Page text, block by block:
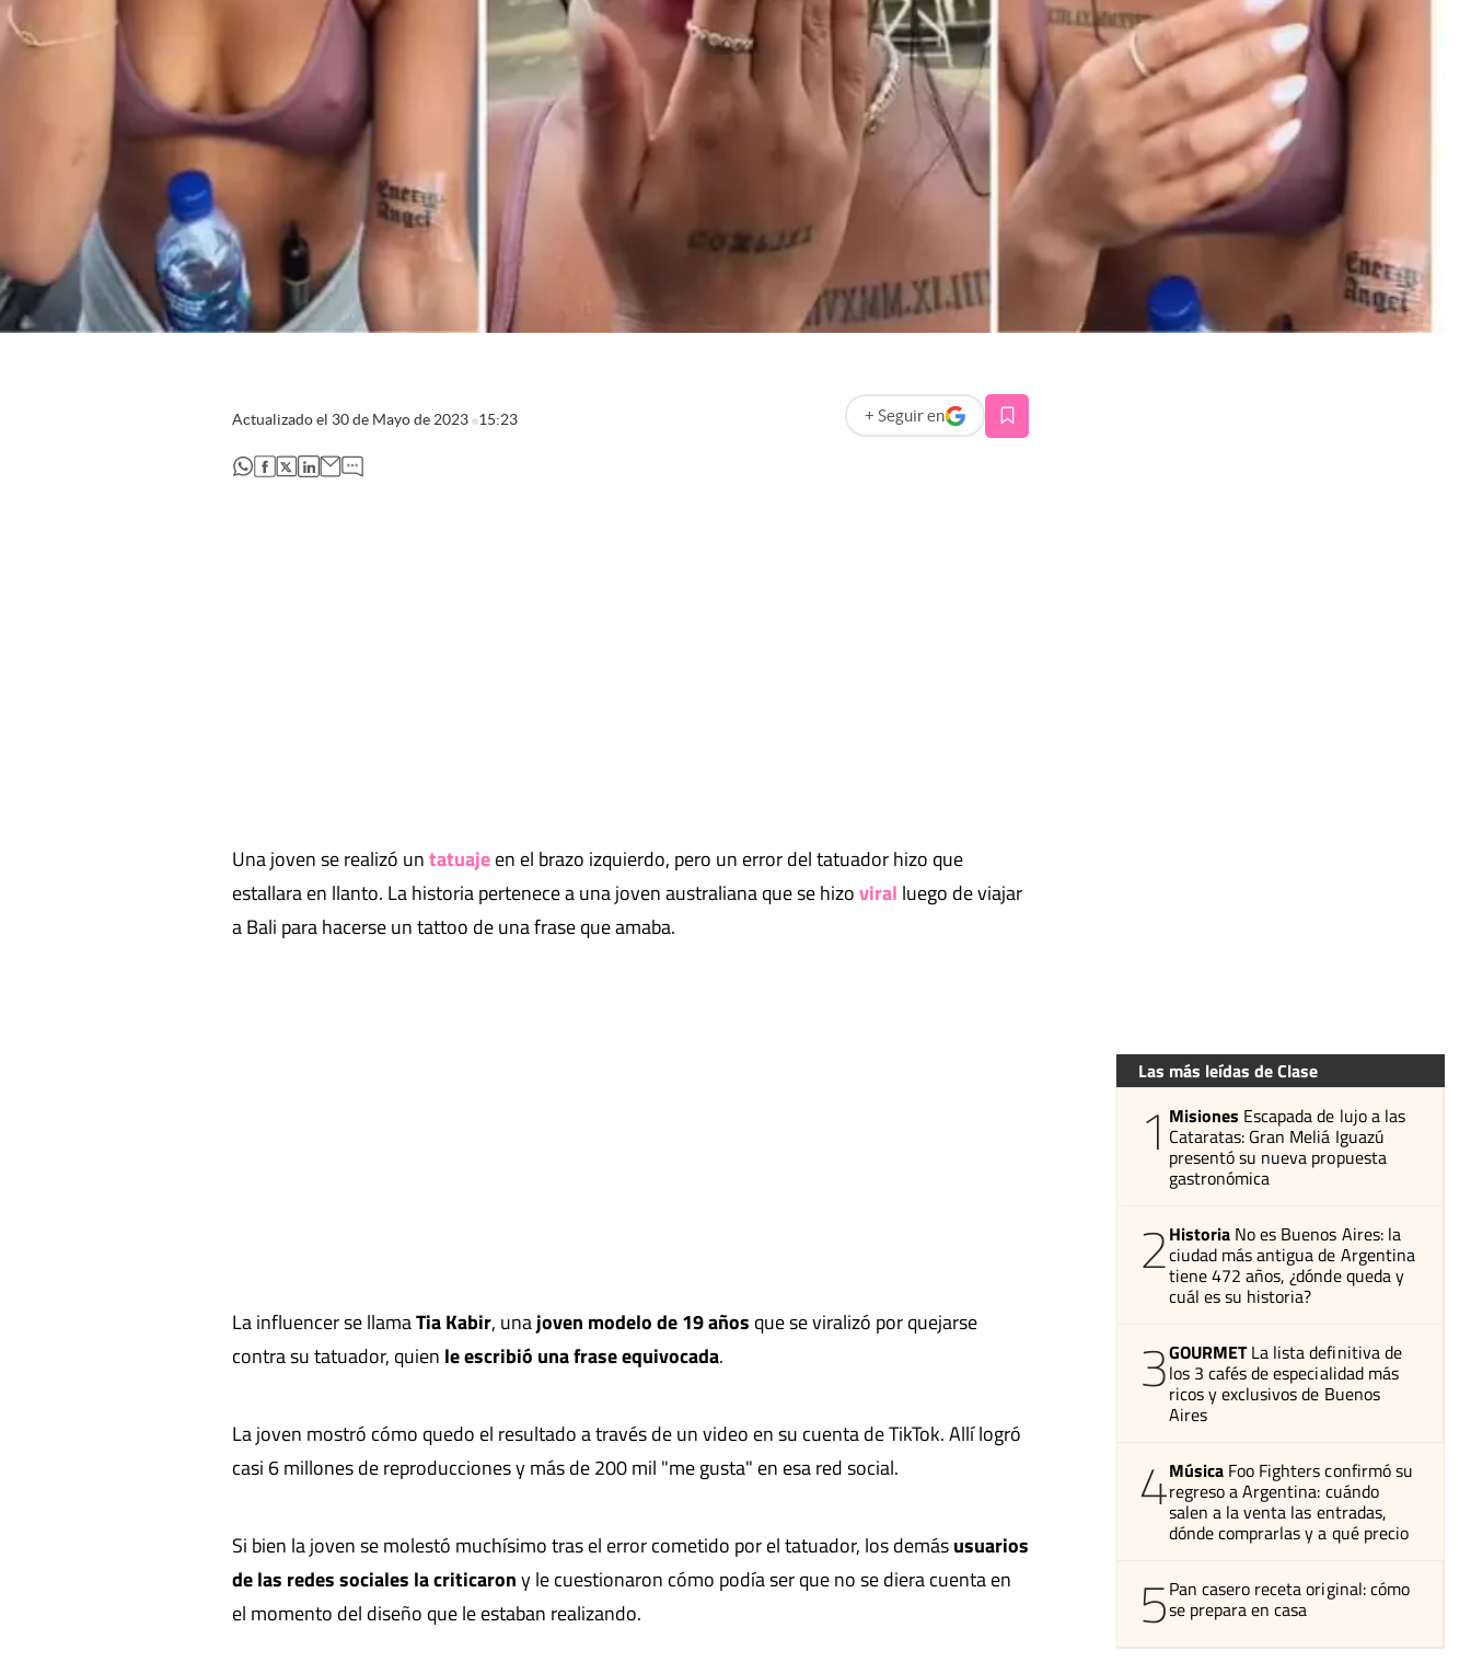
Actualizado el 30 de Mayo de 2023 15:23 + Seguir en
abre en nueva pestaña
abre en nueva pestaña
abre en nueva pestaña
abre en nueva pestaña
abre en nueva pestaña
Una joven se realizó untatuajeen el brazo izquierdo, pero un error del tatuador hizo que
estallara en llanto. La historia pertenece a una joven australiana que se hizoviral luego de viajar
a Bali para hacerse un tattoo de una frase que amaba.
La influencer se llamaTia Kabir, unajoven modelo de 19 años que se viralizó por quejarse
contra su tatuador, quien le escribió una frase equivocada.
La joven mostró cómo quedo el resultado a través de un video en su cuenta de TikTok. Allí logró
casi 6 millones de reproducciones y más de 200 mil "me gusta" en esa red social.
Si bien la joven se molestó muchísimo tras el error cometido por el tatuador, los demásusuarios
de las redes sociales la criticarony le cuestionaron cómo podía ser que no se diera cuenta en
el momento del diseño que le estaban realizando.
Las más leídas de Clase
1 Misiones Escapada de lujo a las
Cataratas: Gran Meliá Iguazú
presentó su nueva propuesta
gastronómica
2Historia No es Buenos Aires: la
ciudad más antigua de Argentina
tiene 472 años, ¿dónde queda y
cuál es su historia?
3GOURMET La lista definitiva de
los 3 cafés de especialidad más
ricos y exclusivos de Buenos
Aires
4Música Foo Fighters confirmó su
regreso a Argentina: cuándo
salen a la venta las entradas,
dónde comprarlas y a qué precio
5Pan casero receta original: cómo
se prepara en casa